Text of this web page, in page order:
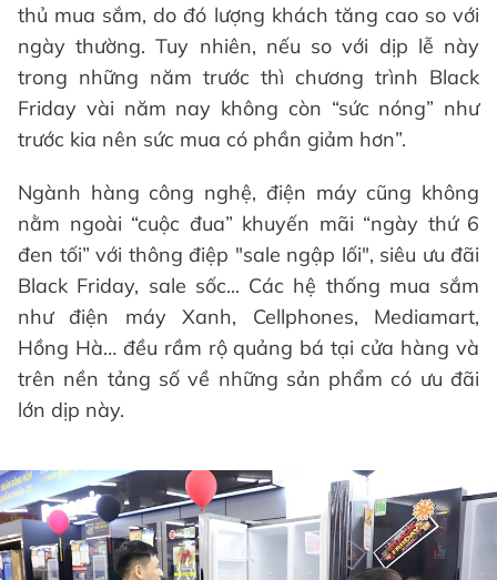
thủ mua sắm, do đó lượng khách tăng cao so với
ngày thường. Tuy nhiên, nếu so với dịp lễ này
trong những năm trước thì chương trình Black
Friday vài năm nay không còn “sức nóng” như
trước kia nên sức mua có phần giảm hơn”.
Ngành hàng công nghệ, điện máy cũng không
nằm ngoài “cuộc đua” khuyến mãi “ngày thứ 6
đen tối” với thông điệp "sale ngập lối", siêu ưu đãi
Black Friday, sale sốc... Các hệ thống mua sắm
như điện máy Xanh, Cellphones, Mediamart,
Hồng Hà… đều rầm rộ quảng bá tại cửa hàng và
trên nền tảng số về những sản phẩm có ưu đãi
lớn dịp này.